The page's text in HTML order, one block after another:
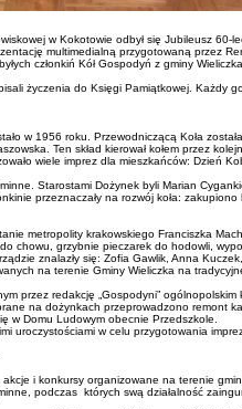
w Kokotowie odbył się Jubileusz
multimedialną przygotowaną przez
członkiń Kół Gospodyń z gminy
życzenia do Księgi Pamiątkowej. Każdy
w 1956 roku. Przewodniczącą Koła
Ten skład kierował kołem przez
wiele imprez dla mieszkańców: Dzień
Starostami Dożynek byli Marian
przeznaczały na rozwój koła:
metropolity krakowskiego Franciszka
chowu, grzybnie pieczarek do hodowli,
znalazły się: Zofia Gawlik, Anna
na terenie Gminy Wieliczka na
przez redakcję „Gospodyni”
na dożynkach przeprowadzono remont
w Domu Ludowym obecnie Przedszkole.
uroczystościami w celu przygotowania
akcje i konkursy organizowane na terenie
podczas których swą działalność